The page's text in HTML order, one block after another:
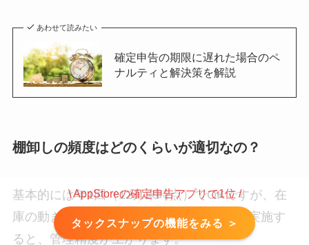
あわせて読みたい
確定申告の期限に遅れた場合のペ
ナルティと解決策を解説
棚卸しの頻度はどのくらいが適切なの？
基本的には年1回（12月末時点）でOKですが、在
庫の動きが多い人は四半期ごとや毎月末に実施す
ると、管理精度が上がります。
\ AppStoreの確定申告アプリで1位 /
タックスナップの機能をみる ＞